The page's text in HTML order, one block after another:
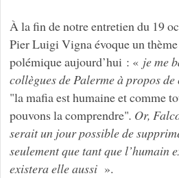
À la fin de notre entretien du 19
Pier Luigi Vigna évoque un
polémique aujourd’hui : « je me
collègues de Palerme à propos
"la mafia est humaine et comme
pouvons la comprendre". Or,
serait un jour possible de
seulement que tant que l’humain
existera elle aussi ».